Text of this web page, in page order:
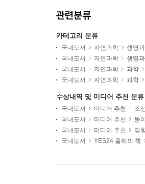
관련분류
카테고리 분류
국내도서 자연과학 생명
국내도서
자연과학 생명
국내도서
자연과학 과학
국내도서
자연과학 과학
수상내역 및 미디어 추천 분류
국내도서 미디어 추천
조
국내도서
미디어 추천
동
국내도서
미디어 추천
경
국내도서
YES24 올해의 책